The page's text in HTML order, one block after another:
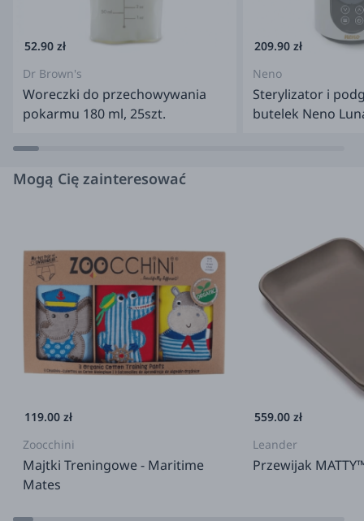
kundenservice@lansinoh.de
52.90 zł
Dr Brown's
Woreczki do przechowywania
pokarmu 180 ml, 25szt.
209.90 zł
Neno
Sterylizator i
butelek Neno
Mogą Cię zainteresować
119.00 zł
Zoocchini
Majtki Treningowe - Maritime
Mates
559.00 zł
Leander
Przewijak